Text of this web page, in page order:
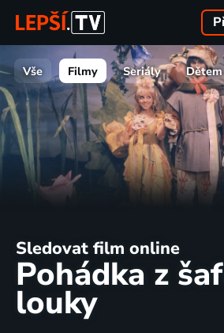
Vše Filmy Seriály Dětem
Sledovat film online
Pohádka z
louky